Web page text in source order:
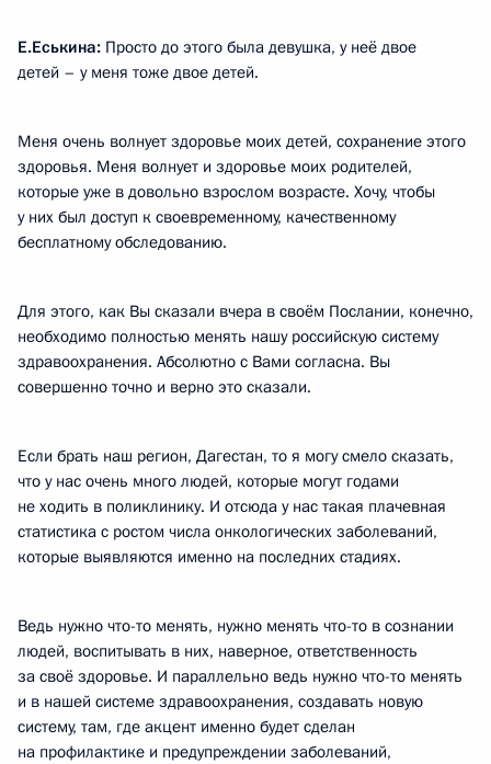
Е.Еськина: Просто до этого была девушка, у неё двое
детей – у меня тоже двое детей.
Меня очень волнует здоровье моих детей, сохранение этого
здоровья. Меня волнует и здоровье моих родителей,
которые уже в довольно взрослом возрасте. Хочу, чтобы
у них был доступ к своевременному, качественному
бесплатному обследованию.
Для этого, как Вы сказали вчера в своём Послании, конечно,
необходимо полностью менять нашу российскую систему
здравоохранения. Абсолютно с Вами согласна. Вы
совершенно точно и верно это сказали.
Если брать наш регион, Дагестан, то я могу смело сказать,
что у нас очень много людей, которые могут годами
не ходить в поликлинику. И отсюда у нас такая плачевная
статистика с ростом числа онкологических заболеваний,
которые выявляются именно на последних стадиях.
Ведь нужно что-то менять, нужно менять что-то в сознании
людей, воспитывать в них, наверное, ответственность
за своё здоровье. И параллельно ведь нужно что-то менять
и в нашей системе здравоохранения, создавать новую
систему, там, где акцент именно будет сделан
на профилактике и предупреждении заболеваний,